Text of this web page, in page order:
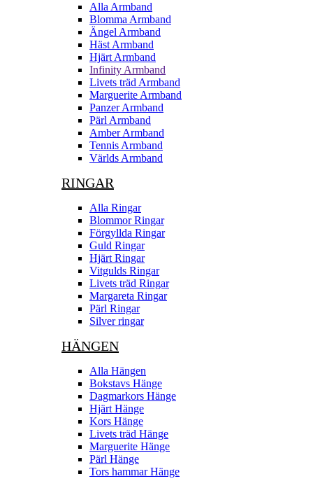
Alla Armband
Blomma Armband
Ängel Armband
Häst Armband
Hjärt Armband
Infinity Armband
Livets träd Armband
Marguerite Armband
Panzer Armband
Pärl Armband
Amber Armband
Tennis Armband
Världs Armband
RINGAR
Alla Ringar
Blommor Ringar
Förgyllda Ringar
Guld Ringar
Hjärt Ringar
Vitgulds Ringar
Livets träd Ringar
Margareta Ringar
Pärl Ringar
Silver ringar
HÄNGEN
Alla Hängen
Bokstavs Hänge
Dagmarkors Hänge
Hjärt Hänge
Kors Hänge
Livets träd Hänge
Marguerite Hänge
Pärl Hänge
Tors hammar Hänge